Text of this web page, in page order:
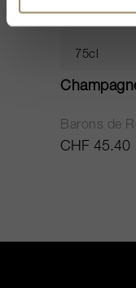
75cl
Barons de
CHF 45.40